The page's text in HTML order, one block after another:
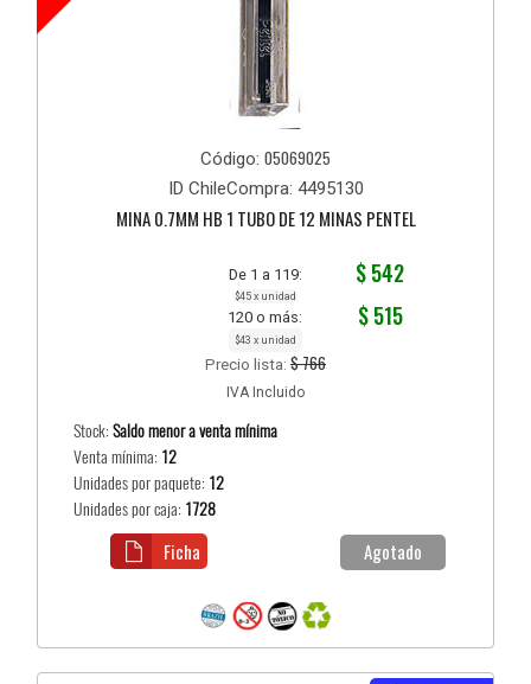
Código: 05069025
ID ChileCompra: 4495130
MINA 0.7MM HB 1 TUBO DE 12 MINAS PENTEL
De 1 a 119: $ 542
$45 x unidad
120 o más: $ 515
$43 x unidad
Precio lista: $ 766
IVA Incluido
Stock:Saldo menor a venta mínima
Venta mínima: 12
Unidades por paquete: 12
Unidades por caja: 1728
Agotado
Ficha